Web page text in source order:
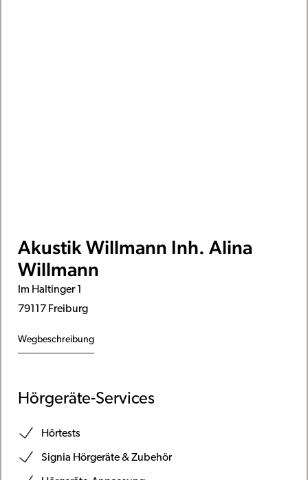
Akustik Willmann Inh. Alina
Willmann
Im Haltinger 1
79117 Freiburg
Wegbeschreibung
Hörgeräte-Services
Hörtests
Signia Hörgeräte & Zubehör